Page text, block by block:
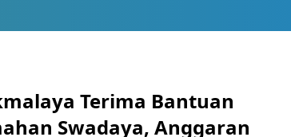
Terima Bantuan
Swadaya, Anggaran